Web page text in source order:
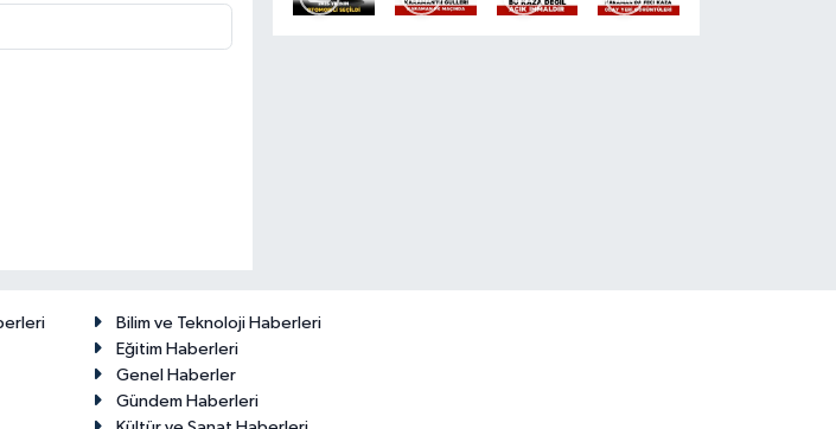
Bilim ve Teknoloji Haberleri
Eğitim Haberleri
Genel Haberler
Gündem Haberleri